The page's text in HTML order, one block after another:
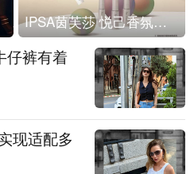
IPSA茵芙莎 悦己香氛凝露上市
仔裤有着
现适配多